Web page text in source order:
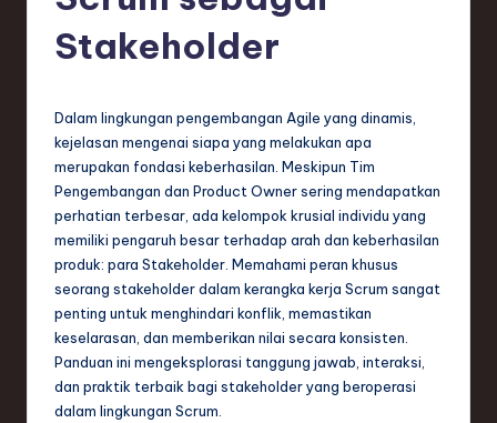
si
L
T
Stakeholder
Dalam lingkungan pengembangan Agile yang dinamis,
kejelasan mengenai siapa yang melakukan apa
merupakan fondasi keberhasilan. Meskipun Tim
Pengembangan dan Product Owner sering mendapatkan
perhatian terbesar, ada kelompok krusial individu yang
memiliki pengaruh besar terhadap arah dan keberhasilan
produk: para Stakeholder. Memahami peran khusus
seorang stakeholder dalam kerangka kerja Scrum sangat
penting untuk menghindari konflik, memastikan
keselarasan, dan memberikan nilai secara konsisten.
Panduan ini mengeksplorasi tanggung jawab, interaksi,
dan praktik terbaik bagi stakeholder yang beroperasi
dalam lingkungan Scrum.